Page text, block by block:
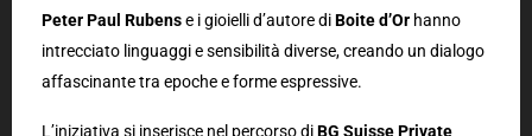
Peter Paul Rubense i gioielli d’autore diBoite d’Or hanno
intrecciato linguaggi e sensibilità diverse, creando un dialogo
affascinante tra epoche e forme espressive.
L’iniziativa si inserisce nel percorso diBG Suisse Private